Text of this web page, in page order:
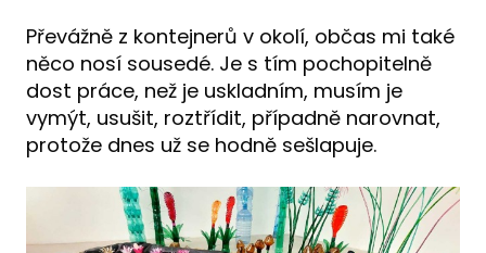
Převážně z kontejnerů v okolí, občas mi také
něco nosí sousedé. Je s tím pochopitelně
dost práce, než je uskladním, musím je
vymýt, usušit, roztřídit, případně narovnat,
protože dnes už se hodně sešlapuje.